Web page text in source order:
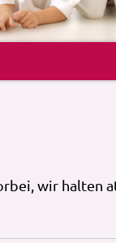
wir halten